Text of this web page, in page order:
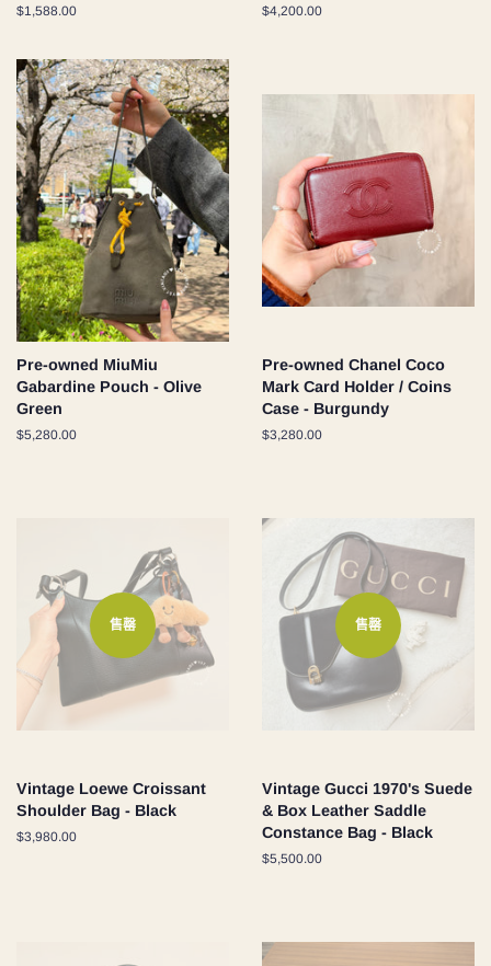
定
$1,588.00
定
$4,200.00
Pre-owned MiuMiu
Gabardine Pouch - Olive
Green
定
$5,280.00
Pre-owned Chanel Coco
Mark Card Holder / Coins
Case - Burgundy
定
$3,280.00
售罄
Vintage Loewe Croissant
Shoulder Bag - Black
定
$3,980.00
售罄
Vintage Gucci 1970's Suede
& Box Leather Saddle
Constance Bag - Black
定
$5,500.00